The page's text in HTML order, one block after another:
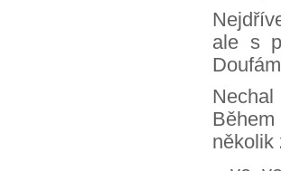
ale s
několik